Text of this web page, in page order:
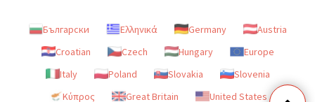
Български Ελληνικά Germany
Austria
Croatian
Czech Hungary
Europe
Italy
Poland Slovakia
Slovenia
Κύπρος
Great Britain United States